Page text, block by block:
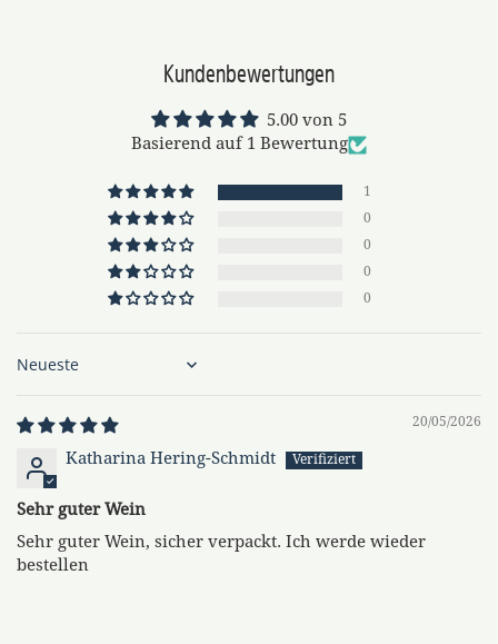
Kundenbewertungen
5.00 von 5
Basierend auf 1 Bewertung
1
0
0
0
0
Sort by
20/05/2026
Katharina Hering-Schmidt
Sehr guter Wein
Sehr guter Wein, sicher verpackt. Ich werde wieder
bestellen